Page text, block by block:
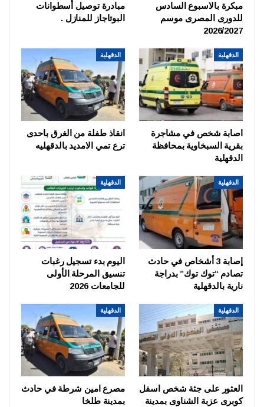
مبكرة بالاسبوع السادس
للدورى المصرى موسم
2026/2027
مبادرة توصيل أسطوانات
البوتاجاز للمنازل .
الدقهلية
اصابة شخص في مشاجرة
بقرية السبخاوية بمحافظة
الدقهلية
الدقهلية
انقاذ طفلة من الغرق باحدى
ترع تمي الامديد بالدقهليه
الدقهلية
إصابة 3 أشخاص في حادث
تصادم “توك توك” بدراجة
نارية بالدقهلية
الدقهلية
اليوم بدء تسجيل رغبات
تنسيق المرحلة الأولى
للجامعات 2026
الدقهلية
العثور على جثة شخص اسفل
كوبرى عزبة الشناوى بمدينة
الدقهلية
مصرع امين شرطة في حادث
بمدينة طلخا